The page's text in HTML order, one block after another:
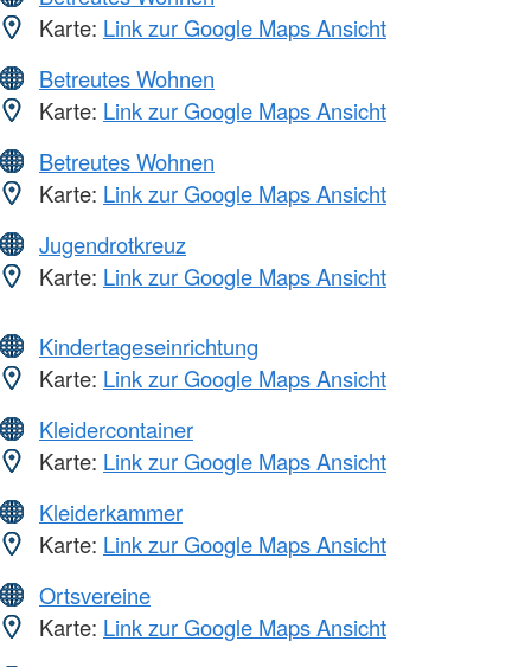
Karte: Link zur Google Maps Ansicht
Betreutes Wohnen
Karte: Link zur Google Maps Ansicht
Betreutes Wohnen
Karte: Link zur Google Maps Ansicht
Jugendrotkreuz
Karte: Link zur Google Maps Ansicht
Kindertageseinrichtung
Karte: Link zur Google Maps Ansicht
Kleidercontainer
Karte: Link zur Google Maps Ansicht
Kleiderkammer
Karte: Link zur Google Maps Ansicht
Ortsvereine
Karte: Link zur Google Maps Ansicht